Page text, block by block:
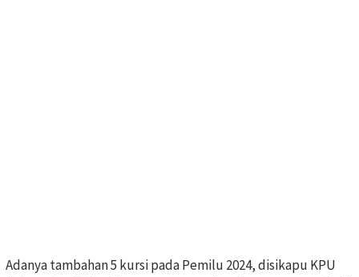
Adanya tambahan 5 kursi pada Pemilu 2024, disikapu KPU